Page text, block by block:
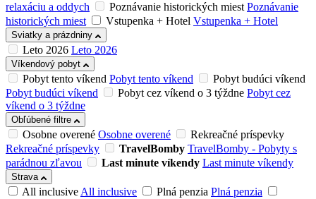
relaxáciu a oddych
Poznávanie historických miest Poznávanie
historických miest
Vstupenka + Hotel Vstupenka + Hotel
Sviatky a prázdniny
Leto 2026 Leto 2026
Víkendový pobyt
Pobyt tento víkend Pobyt tento víkend
Pobyt budúci víkend
Pobyt budúci víkend
Pobyt cez víkend o 3 týždne Pobyt cez
víkend o 3 týždne
Obľúbené filtre
Osobne overené Osobne overené
Rekreačné príspevky
Rekreačné príspevky
TravelBomby TravelBomby - Pobyty s
parádnou zľavou
Last minute víkendy Last minute víkendy
Strava
All inclusiveAll inclusive Plná penzia Plná penzia